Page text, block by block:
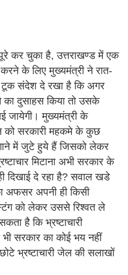
कर चुका है, उत्तराखण्ड में एक
के लिए मुख्यमंत्री ने रात-
टूक संदेश दे रखा है कि अगर
का दुसाहस किया तो उसके
जायेगी। मुख्यमंत्री के
को सरकारी महकमे के कुछ
में जुटे हुये हैं जिसको लेकर
मिटाना अभी सरकार के
दिखाई दे रहा है? सवाल खडे
अफसर अपनी ही किसी
को लेकर उससे रिश्वत ले
है कि भ्रष्टाचारी
भी सरकार का कोई भय नहीं
भ्रष्टाचारी जेल की सलाखों